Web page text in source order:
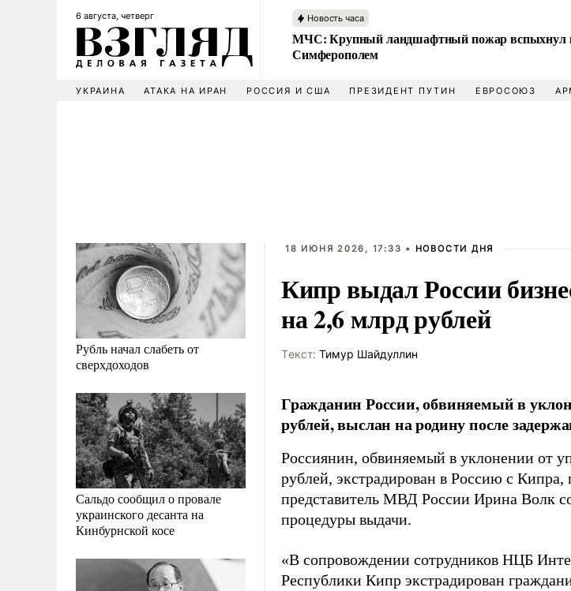
6 августа, четверг Новость часа
МЧС: Крупный ландшафтный пожар вспыхнул
Симферополем
УКРАИНА АТАКА НА ИРАН РОССИЯ И США ПРЕЗИДЕНТ ПУТИН ЕВРОСОЮЗ
Рубль начал слабеть от
сверхдоходов
Сальдо сообщил о провале
украинского десанта на
Кинбурнской косе
18 ИЮНЯ 2026, 17:33 • НОВОСТИ ДНЯ
Кипр выдал России
на 2,6 млрд рублей
Tекст: Тимур Шайдуллин
Гражданин России, обвиняемый в
рублей, выслан на родину после
Россиянин, обвиняемый в уклонении от
рублей, экстрадирован в Россию с Кипра,
представитель МВД России Ирина Волк
процедуры выдачи.
«В сопровождении сотрудников НЦБ
Республики Кипр экстрадирован